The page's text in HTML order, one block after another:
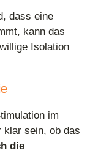
dass eine
kann das
Isolation
im
klar sein, ob das
die